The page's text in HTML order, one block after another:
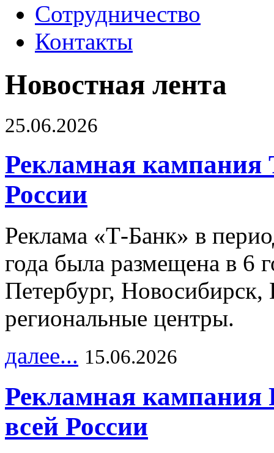
Сотрудничество
Контакты
Новостная лента
25.06.2026
Рекламная кампания
России
Реклама «Т-Банк» в
года была размещена в 6
Петербург,
региональные центры.
далее... 15.06.2026
Рекламная
всей России